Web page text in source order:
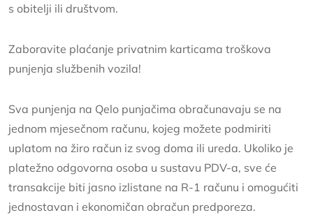
s obitelji ili društvom.
Zaboravite plaćanje privatnim karticama troškova
punjenja službenih vozila!
Sva punjenja na Qelo punjačima obračunavaju se na
jednom mjesečnom računu, kojeg možete podmiriti
uplatom na žiro račun iz svog doma ili ureda. Ukoliko je
platežno odgovorna osoba u sustavu PDV-a, sve će
transakcije biti jasno izlistane na R-1 računu i omogućiti
jednostavan i ekonomičan obračun predporeza.